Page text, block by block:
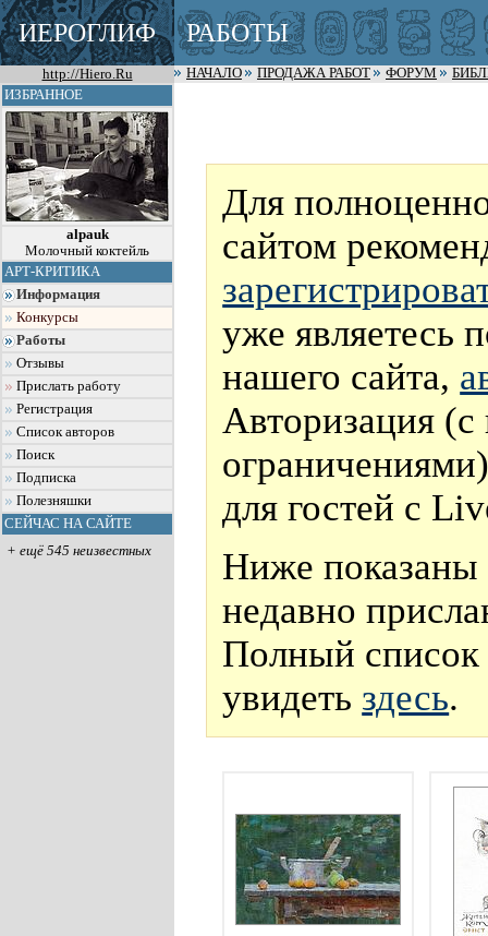
ИЕРОГЛИФ РАБОТЫ
http://Hiero.Ru НАЧАЛО ПРОДАЖА РАБОТ ФОРУМ
ИЗБРАННОЕ
alpauk
Молочный коктейль
АРТ-КРИТИКА
Информация
Конкурсы
Работы
Отзывы
Прислать работу
Регистрация
Список авторов
Поиск
Подписка
Полезняшки
СЕЙЧАС НА САЙТЕ
+ ещё 545 неизвестных
Для
сайтом
уже являетесь
нашего сайта,
Авторизация
для гостей с
Ниже показаны
недавно
Полный
увидеть здесь.